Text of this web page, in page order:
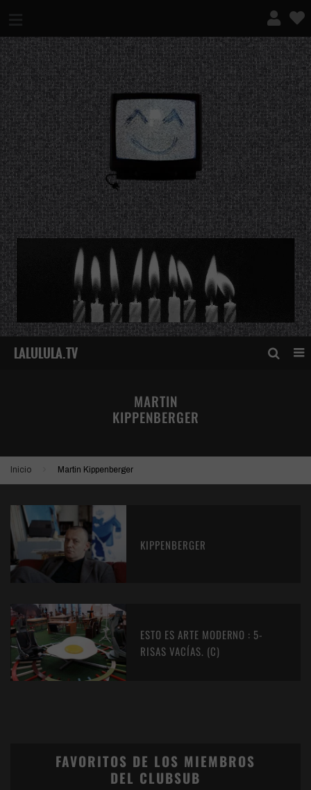
¿QUÉ ES ESTO?
MARTIN
KIPPENBERGER
Inicio Martin Kippenberger
KIPPENBERGER
ESTO ES ARTE MODERNO : 5-
RISAS VACÍAS. (C)
FAVORITOS DE LOS MIEMBROS
DEL CLUBSUB